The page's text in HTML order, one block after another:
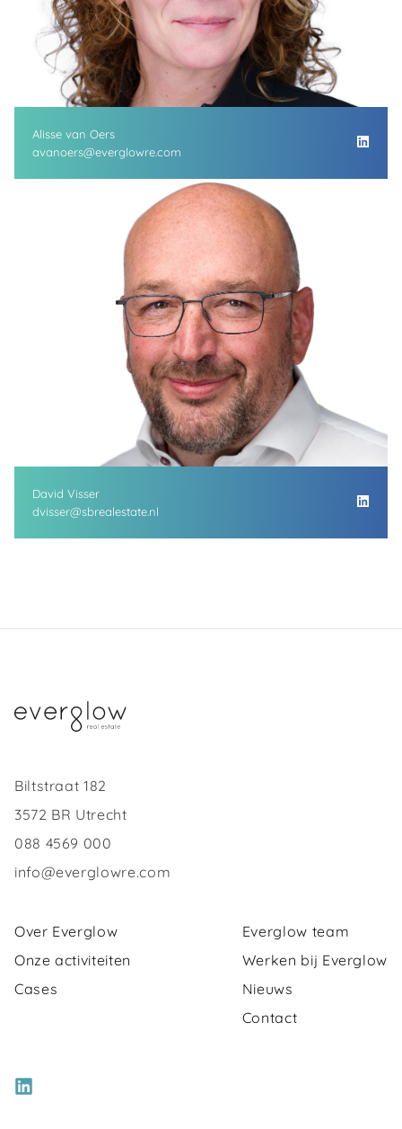
Alisse van Oers
avanoers@everglowre.com
David Visser
dvisser@sbrealestate.nl
Biltstraat 182
3572 BR Utrecht
088 4569 000
info@everglowre.com
Over Everglow
Onze activiteiten
Cases
Everglow team
Werken bij Everglow
Nieuws
Contact